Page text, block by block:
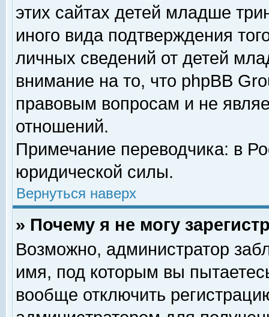
этих сайтах детей младше
иного вида подтверждения
личных сведений от детей
внимание на то, что phpBB
правовым вопросам и не
отношений.
Примечание переводчика: в
юридической силы.
Вернуться наверх
» Почему я не могу
Возможно, администратор
имя, под которым вы
вообще отключить